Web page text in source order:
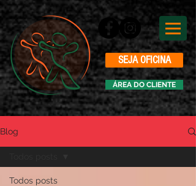
SEJA OFICINA
ÁREA DO CLIENTE
Blog
Todos posts